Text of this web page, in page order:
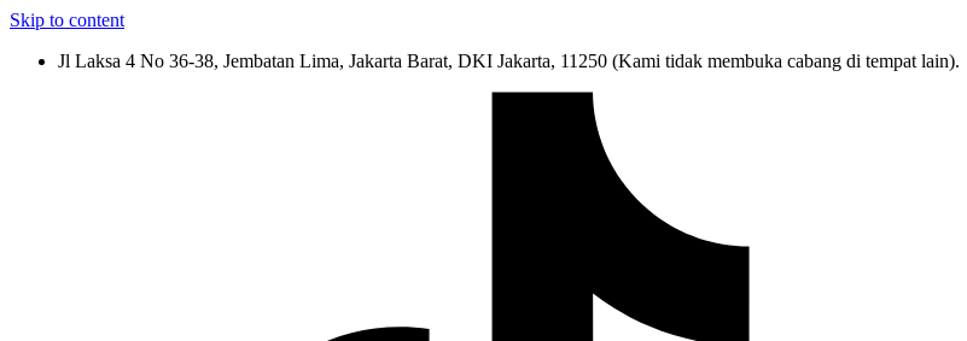
Skip to content
Jl Laksa 4 No 36-38, Jembatan Lima, Jakarta Barat, DKI Jakarta, 11250 (Kami tidak membuka cabang di tempat lain).